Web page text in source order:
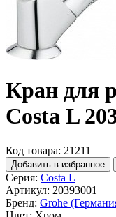
Кран для
Costa L
Код товара: 21211
Добавить в избранное
Серия: Costa L
Артикул: 20393001
Бренд: Grohe